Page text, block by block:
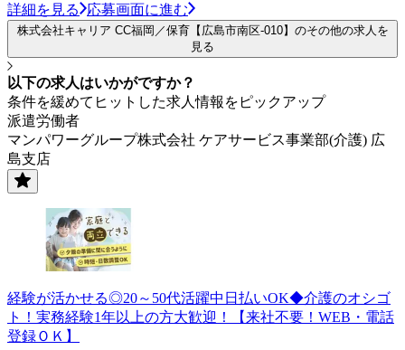
詳細を見る 応募画面に進む
株式会社キャリア CC福岡／保育【広島市南区-010】のその他の求人を
見る
以下の求人はいかがですか？
条件を緩めてヒットした求人情報をピックアップ
派遣労働者
マンパワーグループ株式会社 ケアサービス事業部(介護) 広
島支店
経験が活かせる◎20～50代活躍中日払いOK◆介護のオシゴ
ト！実務経験1年以上の方大歓迎！【来社不要！WEB・電話
登録ＯＫ】